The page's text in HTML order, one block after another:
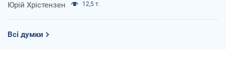
Юрій Хрістензен 12,5 т.
Всі думки